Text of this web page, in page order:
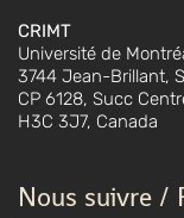
CRIMT
Université de
3744 Jean-Brillant,
CP 6128, Succ
H3C 3J7, Canada
Nous suivre /